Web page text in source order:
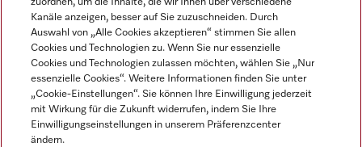
Impressum
AGB
Datenschutz
Nutzungsbedigungen
Kanäle anzeigen, besser auf Sie zuzuschneiden. Durch
Auswahl von „Alle Cookies akzeptieren“ stimmen Sie allen
Cookies und Technologien zu. Wenn Sie nur essenzielle
Cookies und Technologien zulassen möchten, wählen Sie „Nur
essenzielle Cookies“. Weitere Informationen finden Sie unter
„Cookie-Einstellungen“. Sie können Ihre Einwilligung jederzeit
mit Wirkung für die Zukunft widerrufen, indem Sie Ihre
Einwilligungseinstellungen in unserem Präferenzcenter
ändern.